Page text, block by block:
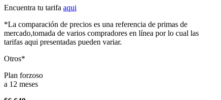
Encuentra tu tarifa aqui
*La comparación de precios es una referencia de primas de
mercado,tomada de varios compradores en línea por lo cual las
tarifas aqui presentadas pueden variar.
Otros*
Plan forzoso
a 12 meses